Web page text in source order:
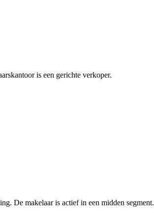
is een gerichte verkoper.
De makelaar is actief in een midden segment.